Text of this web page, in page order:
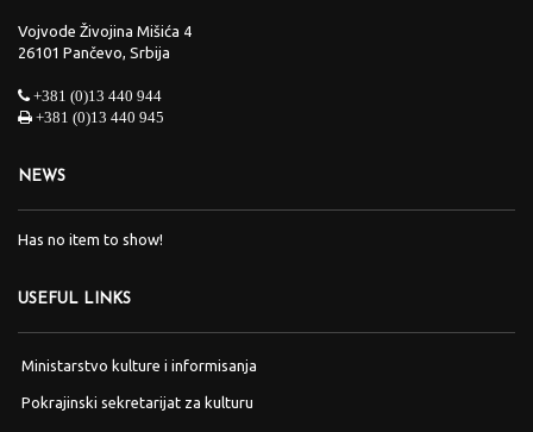
Vojvode Živojina Mišića 4
26101 Pančevo, Srbija
+381 (0)13 440 944
+381 (0)13 440 945
NEWS
Has no item to show!
USEFUL LINKS
Ministarstvo kulture i informisanja
Pokrajinski sekretarijat za kulturu